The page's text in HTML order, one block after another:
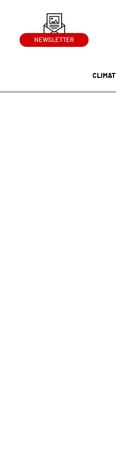
NEWSLETTER
CLIMAT